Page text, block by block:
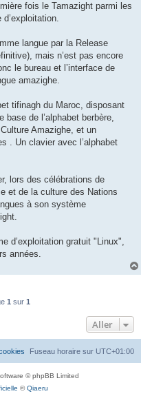
fois le Tamazight parmi les
langue par la Release
mais n’est pas encore
le bureau et l’interface de
amazighe.
tifinagh du Maroc, disposant
base de l’alphabet berbère,
Amazighe, et un
. Un clavier avec l’alphabet
lors des célébrations de
et de la culture des Nations
à son système
d’exploitation gratuit "Linux",
années.
1 sur 1
Aller
Fuseau horaire sur UTC+01:00
© phpBB Limited
©Qiaeru